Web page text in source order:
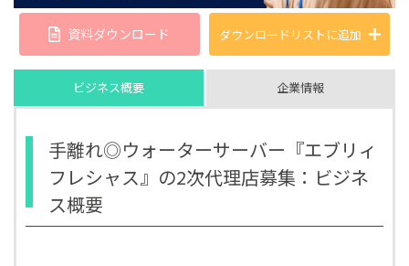
資料ダウンロード ダウンロードリストに追加
ビジネス概要 企業情報
手離れ◎ウォーターサーバー『エブリィ
フレシャス』の2次代理店募集：ビジネ
ス概要